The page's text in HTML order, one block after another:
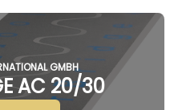
GMBH
AC 20/30